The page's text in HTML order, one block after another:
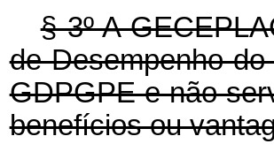
§ 3º A
de Desempenho
GDPGPE e não
benefícios ou